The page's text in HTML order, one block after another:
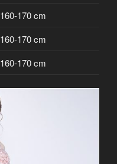
160-170 cm
160-170 cm
160-170 cm